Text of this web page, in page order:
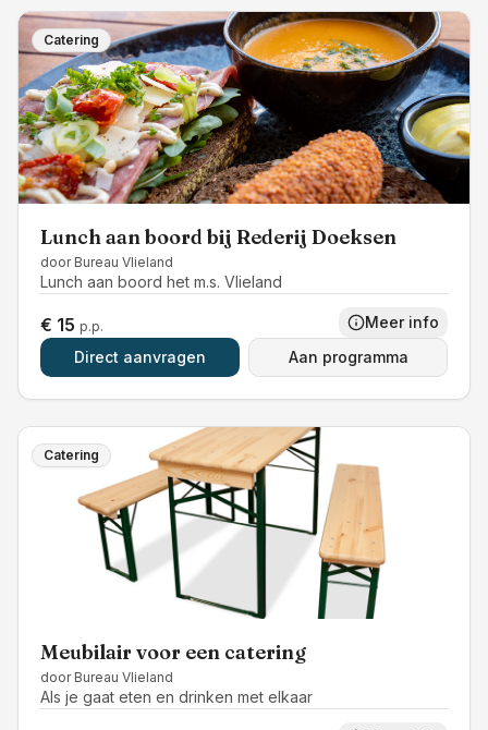
Catering
Lunch aan boord bij Rederij Doeksen
door Bureau Vlieland
Lunch aan boord het m.s. Vlieland
€ 15 p.p.
Meer info
Direct aanvragen
Aan programma
Catering
Meubilair voor een catering
door Bureau Vlieland
Als je gaat eten en drinken met elkaar